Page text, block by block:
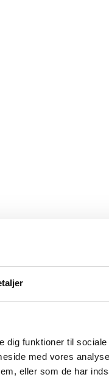
funktioner til
med vores
eller som de har